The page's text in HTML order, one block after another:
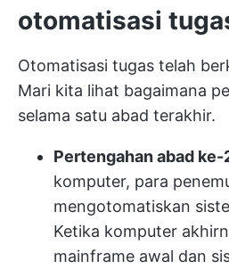
otomatisasi
Otomatisasi tugas telah
Mari kita lihat bagaimana
selama satu abad terakhir.
Pertengahan abad ke-
komputer, para
mengotomatiskan
Ketika komputer
mainframe awal dan